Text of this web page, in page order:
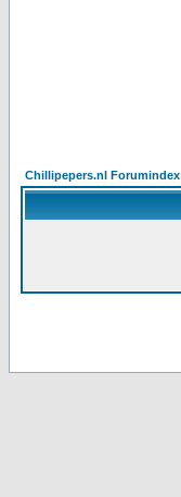
Chillipepers.nl Forumindex